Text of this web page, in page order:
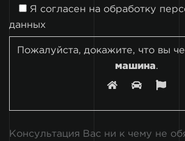
Я согласен на обработку
данных
Пожалуйста, докажите, что вы
машина.
Консультация Вас ни к чему не